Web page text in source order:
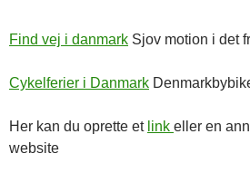
Find vej i danmark Sjov motion i det
Cykelferier i Danmark
Her kan du oprette et link eller en
website